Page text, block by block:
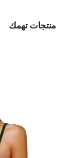
منتجات تهمك